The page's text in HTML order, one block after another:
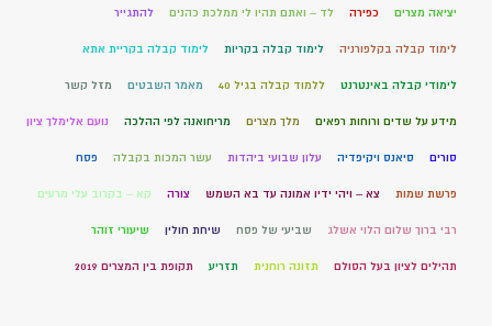
יציאה מצרים כפירה לד – ואתם תהיו לי ממלכת כהנים להתגייר
לימוד קבלה בקלפורניה לימוד קבלה בקריות לימוד קבלה בקריית אתא
לימודי קבלה באינטרנט ללמוד קבלה בגיל 40 מאמר השבטים מזל קשר
מידע על שדים ורוחות רפאים מלך מצרים מריחואנה לפי ההלכה נועם אלימלך ציון
סורים סיאנס ויקיפדיה עלון שבועי ביהדות עשר המכות בקבלה פסח
פרשת שמות צא – ויהי ידיו אמונה עד בא השמש צורה קא – בקרוב עלי מרעים
רבי ברוך שלום הלוי אשלג שביעי של פסח שיחת חולין שיעורי זוהר
תהילים לציון בעל הסולם תזונה רוחנית תזריע תקופת בין המצרים 2019